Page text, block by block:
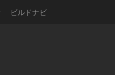
ビルドナビ